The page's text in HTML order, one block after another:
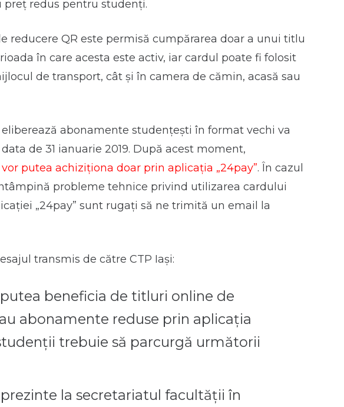
preţ redus pentru studenţi.
reducere QR este permisă cumpărarea doar a unui titlu
în care acesta este activ, iar cardul poate fi folosit
de transport, cât și în camera de cămin, acasă sau
eliberează abonamente studențești în format vechi va
de 31 ianuarie 2019. După acest moment,
putea achiziționa doar prin aplicația „24pay”. În cazul
probleme tehnice privind utilizarea cardului
„24pay” sunt rugați să ne trimită un email la
transmis de către CTP Iași:
beneficia de titluri online de
abonamente reduse prin aplicația
studenții trebuie să parcurgă următorii
prezinte la secretariatul facultății în